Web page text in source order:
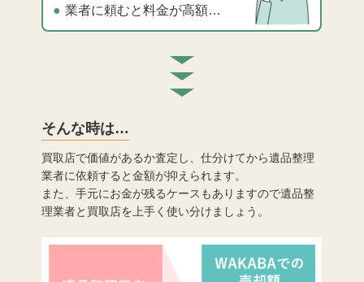
業者に頼むと料金が高額…
そんな時は…
買取店で価値があるか査定し、仕分けてから遺品整理
業者に依頼すると金額が抑えられます。
また、手元にお金が残るケースもありますので遺品整
理業者と買取店を上手く使い分けましょう。